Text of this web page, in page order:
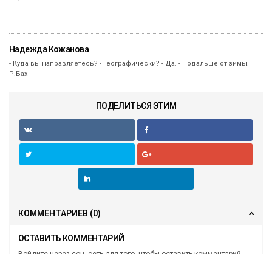
Надежда Кожанова
- Куда вы направляетесь? - Географически? - Да. - Подальше от зимы.
Р.Бах
ПОДЕЛИТЬСЯ ЭТИМ
КОММЕНТАРИЕВ (0)
ОСТАВИТЬ КОММЕНТАРИЙ